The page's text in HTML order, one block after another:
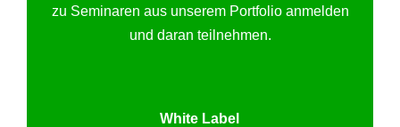
zu Seminaren aus unserem Portfolio anmelden
und daran teilnehmen.
White Label